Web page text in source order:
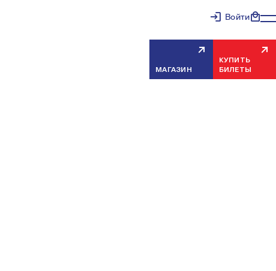
Войти
МАГАЗИН
КУПИТЬ
БИЛЕТЫ